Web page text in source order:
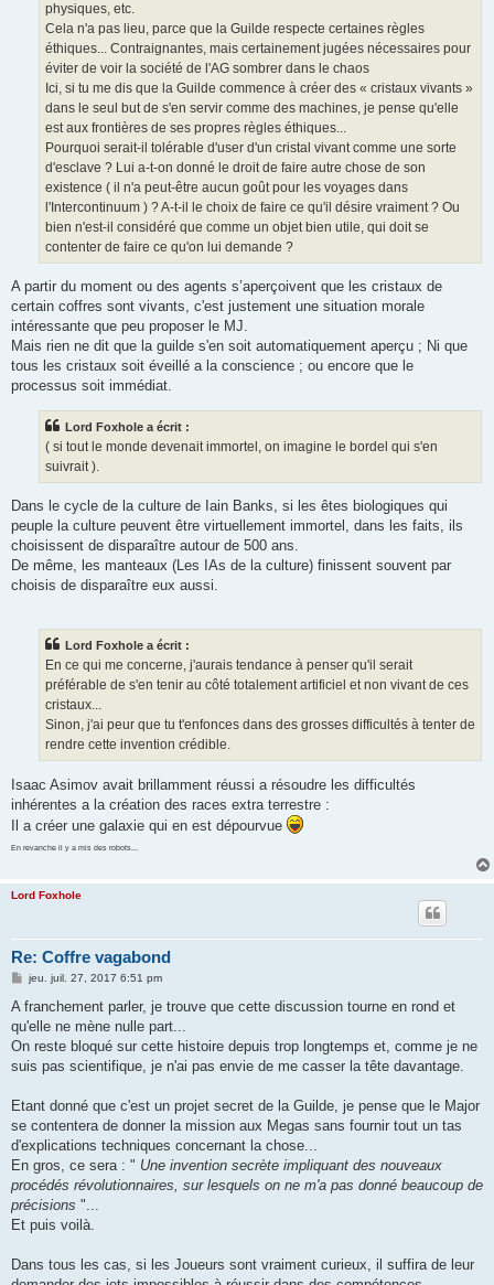
physiques, etc.
Cela n'a pas lieu, parce que la Guilde respecte certaines règles
éthiques... Contraignantes, mais certainement jugées nécessaires pour
éviter de voir la société de l'AG sombrer dans le chaos
Ici, si tu me dis que la Guilde commence à créer des « cristaux vivants »
dans le seul but de s'en servir comme des machines, je pense qu'elle
est aux frontières de ses propres règles éthiques...
Pourquoi serait-il tolérable d'user d'un cristal vivant comme une sorte
d'esclave ? Lui a-t-on donné le droit de faire autre chose de son
existence ( il n'a peut-être aucun goût pour les voyages dans
l'Intercontinuum ) ? A-t-il le choix de faire ce qu'il désire vraiment ? Ou
bien n'est-il considéré que comme un objet bien utile, qui doit se
contenter de faire ce qu'on lui demande ?
A partir du moment ou des agents s’aperçoivent que les cristaux de
certain coffres sont vivants, c'est justement une situation morale
intéressante que peu proposer le MJ.
Mais rien ne dit que la guilde s'en soit automatiquement aperçu ; Ni que
tous les cristaux soit éveillé a la conscience ; ou encore que le
processus soit immédiat.
Lord Foxhole a écrit :
( si tout le monde devenait immortel, on imagine le bordel qui s'en
suivrait ).
Dans le cycle de la culture de Iain Banks, si les êtes biologiques qui
peuple la culture peuvent être virtuellement immortel, dans les faits, ils
choisissent de disparaître autour de 500 ans.
De même, les manteaux (Les IAs de la culture) finissent souvent par
choisis de disparaître eux aussi.
Lord Foxhole a écrit :
En ce qui me concerne, j'aurais tendance à penser qu'il serait
préférable de s'en tenir au côté totalement artificiel et non vivant de ces
cristaux...
Sinon, j'ai peur que tu t'enfonces dans des grosses difficultés à tenter de
rendre cette invention crédible.
Isaac Asimov avait brillamment réussi a résoudre les difficultés
inhérentes a la création des races extra terrestre :
Il a créer une galaxie qui en est dépourvue
En revanche il y a mis des robots...
Lord Foxhole
Re: Coffre vagabond
M
s
a
g
jeu. juil. 27, 2017 6:51 pm
A franchement parler, je trouve que cette discussion tourne en rond et
qu'elle ne mène nulle part...
On reste bloqué sur cette histoire depuis trop longtemps et, comme je ne
suis pas scientifique, je n'ai pas envie de me casser la tête davantage.
Etant donné que c'est un projet secret de la Guilde, je pense que le Major
se contentera de donner la mission aux Megas sans fournir tout un tas
d'explications techniques concernant la chose...
En gros, ce sera : " Une invention secrète impliquant des nouveaux
procédés révolutionnaires, sur lesquels on ne m'a pas donné beaucoup de
précisions "...
Et puis voilà.
Dans tous les cas, si les Joueurs sont vraiment curieux, il suffira de leur